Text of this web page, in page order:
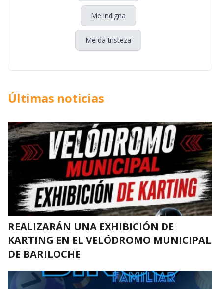
Me indigna
Me da tristeza
Últimas noticias
REALIZARÁN UNA EXHIBICIÓN DE
KARTING EN EL VELÓDROMO MUNICIPAL
DE BARILOCHE